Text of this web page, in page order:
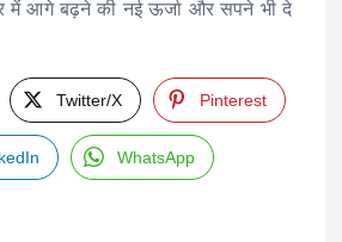
में आगे बढ़ने की नई ऊर्जा और सपने भी दे
Twitter/X Pinterest
WhatsApp